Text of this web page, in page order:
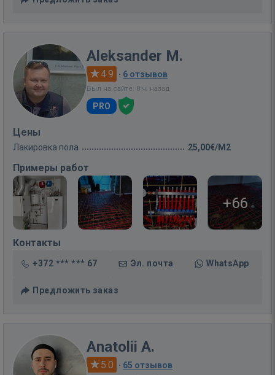
Aleksander M.
4.9 · 6 отзывов
Был на сайте: 8 ч. назад
PRO
Цены
Лакировка пола 25,00€/M2
Примеры работ
+66
Контакты
+372 *** *** 67 Эл. почта WhatsApp
Предложить заказ
Anatolii A.
5.0 · 65 отзывов